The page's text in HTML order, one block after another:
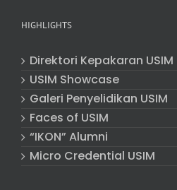
HIGHLIGHTS
Direktori Kepakaran USIM
USIM Showcase
Galeri Penyelidikan USIM
Faces of USIM
“IKON” Alumni
Micro Credential USIM